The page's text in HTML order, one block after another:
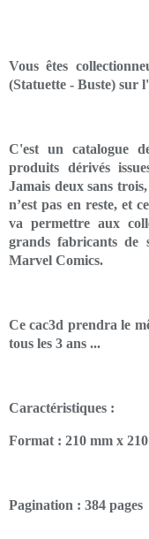
Vous êtes
(Statuette - Buste) sur
C'est un catalogue
produits dérivés
Jamais deux sans
n’est pas en reste, et
va permettre aux
grands fabricants de
Marvel Comics.
Ce cac3d prendra le
tous les 3 ans ...
Caractéristiques :
Format : 210 mm x
Pagination : 384 pages